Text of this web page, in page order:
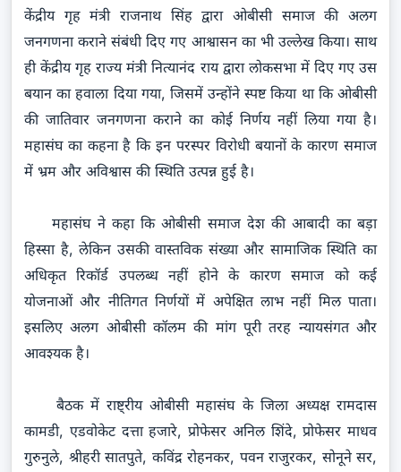
केंद्रीय गृह मंत्री राजनाथ सिंह द्वारा ओबीसी समाज की अलग
जनगणना कराने संबंधी दिए गए आश्वासन का भी उल्लेख किया। साथ
ही केंद्रीय गृह राज्य मंत्री नित्यानंद राय द्वारा लोकसभा में दिए गए उस
बयान का हवाला दिया गया, जिसमें उन्होंने स्पष्ट किया था कि ओबीसी
की जातिवार जनगणना कराने का कोई निर्णय नहीं लिया गया है।
महासंघ का कहना है कि इन परस्पर विरोधी बयानों के कारण समाज
में भ्रम और अविश्वास की स्थिति उत्पन्न हुई है।
महासंघ ने कहा कि ओबीसी समाज देश की आबादी का बड़ा
हिस्सा है, लेकिन उसकी वास्तविक संख्या और सामाजिक स्थिति का
अधिकृत रिकॉर्ड उपलब्ध नहीं होने के कारण समाज को कई
योजनाओं और नीतिगत निर्णयों में अपेक्षित लाभ नहीं मिल पाता।
इसलिए अलग ओबीसी कॉलम की मांग पूरी तरह न्यायसंगत और
आवश्यक है।
बैठक में राष्ट्रीय ओबीसी महासंघ के जिला अध्यक्ष रामदास
कामडी, एडवोकेट दत्ता हजारे, प्रोफेसर अनिल शिंदे, प्रोफेसर माधव
गुरुनुले, श्रीहरी सातपुते, कविंद्र रोहनकर, पवन राजुरकर, सोनूने सर,